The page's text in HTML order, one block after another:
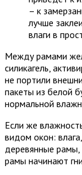
– к
лучше
влаги в
Между рамами
силикагель,
не портили
пакеты из белой
нормальной
Если же
видом окон:
деревянные рамы,
рамы начинают